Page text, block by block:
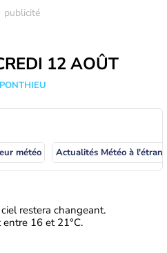
12 AOÛT
météo
restera changeant.
16 et 21°C.